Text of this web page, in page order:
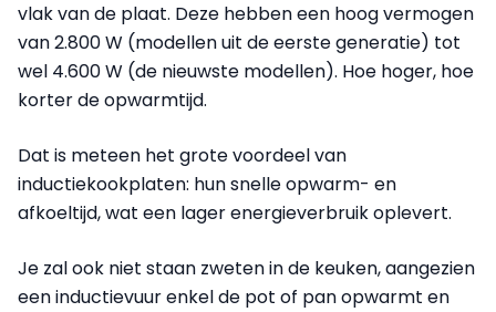
vlak van de plaat. Deze hebben een hoog vermogen
van 2.800 W (modellen uit de eerste generatie) tot
wel 4.600 W (de nieuwste modellen). Hoe hoger, hoe
korter de opwarmtijd.
Dat is meteen het grote voordeel van
inductiekookplaten: hun snelle opwarm- en
afkoeltijd, wat een lager energieverbruik oplevert.
Je zal ook niet staan zweten in de keuken, aangezien
een inductievuur enkel de pot of pan opwarmt en